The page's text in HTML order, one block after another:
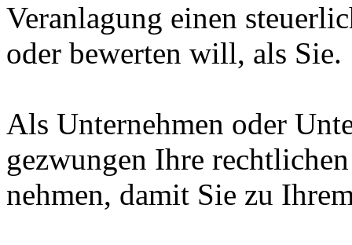
Veranlagung einen
oder bewerten will, als Sie.
Als Unternehmen oder
gezwungen Ihre
nehmen, damit Sie zu